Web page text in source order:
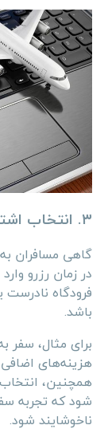
۳. انتخاب اشتباه مقصد یا کلاس پروازی
گاهی مسافران
در زمان رزرو
فرودگاه نادرست
باشد.
برای مثال، سفر
هزینه‌های
همچنین،
شود که تجربه
ناخوشایند شود.